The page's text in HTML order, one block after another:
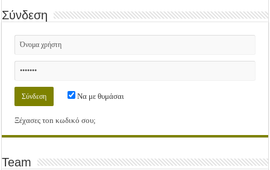
Σύνδεση
Να με θυμάσαι
Ξέχασες τοn κωδικό σου;
Team